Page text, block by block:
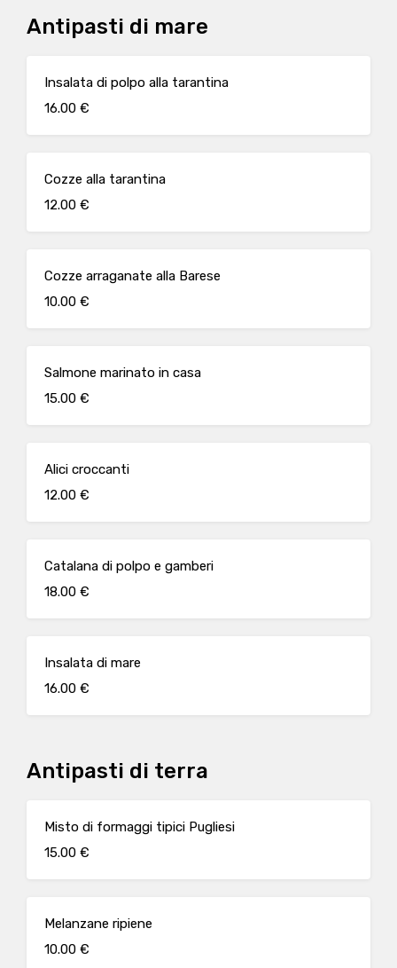
Antipasti di mare
Insalata di polpo alla tarantina
16.00 €
Cozze alla tarantina
12.00 €
Cozze arraganate alla Barese
10.00 €
Salmone marinato in casa
15.00 €
Alici croccanti
12.00 €
Catalana di polpo e gamberi
18.00 €
Insalata di mare
16.00 €
Antipasti di terra
Misto di formaggi tipici Pugliesi
15.00 €
Melanzane ripiene
10.00 €